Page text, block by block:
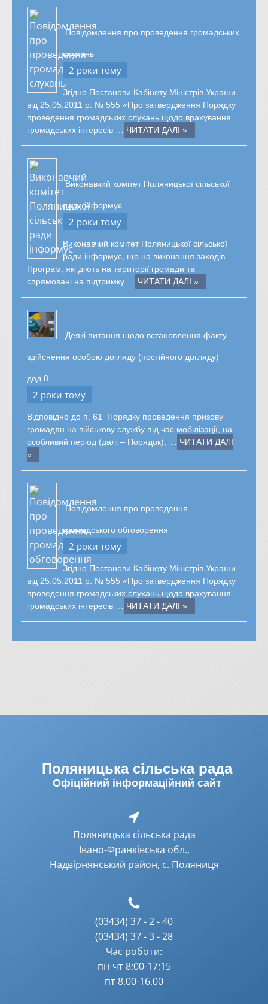
Повідомлення про проведення громадських
слухань
2 роки тому
Згідно Постанови Кабінету Міністрів України
від 25.05.2011 р. № 555 «Про затвердження Порядку
проведення громадських слухань щодо врахування
громадських інтересів … ЧИТАТИ ДАЛІ »
Виконавчий комітет Поляницької сільської
ради інформує
2 роки тому
Виконавчий комітет Поляницької сільської
ради інформує, що на виконання заходів
Програм, які діють на території громади та
спрямовані на підтримку … ЧИТАТИ ДАЛІ »
Деякі питання щодо встановлення факту
здійснення особою догляду (постійного догляду)
дод.8.
2 роки тому
Відповідно до п. 61 Порядку проведення призову
громадян на військову службу під час мобілізації, на
особливий період (далі – Порядок), … ЧИТАТИ ДАЛІ
»
Повідомлення про проведення
громадського обговорення
2 роки тому
Згідно Постанови Кабінету Міністрів України
від 25.05.2011 р. № 555 «Про затвердження Порядку
проведення громадських слухань щодо врахування
громадських інтересів … ЧИТАТИ ДАЛІ »
Поляницька сільська рада
Офіційний інформаційний сайт
Поляницька сільська рада
Івано-Франківська обл.,
Надвірнянський район, с. Поляниця
(03434) 37 - 2 - 40
(03434) 37 - 3 - 28
Час роботи:
пн-чт 8:00-17:15
пт 8.00-16.00